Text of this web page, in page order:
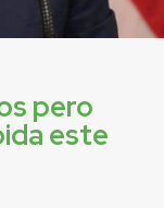
pero
este